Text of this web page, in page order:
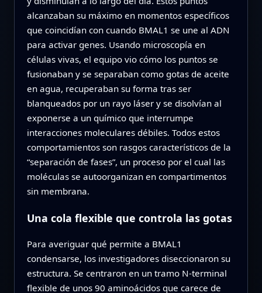
alcanzaban su máximo en momentos específicos
que coincidían con cuando BMAL1 se une al ADN
para activar genes. Usando microscopía en
células vivas, el equipo vio cómo los puntos se
fusionaban y se separaban como gotas de aceite
en agua, recuperaban su forma tras ser
blanqueados por un rayo láser y se disolvían al
exponerse a un químico que interrumpe
interacciones moleculares débiles. Todos estos
comportamientos son rasgos característicos de la
“separación de fases”, un proceso por el cual las
moléculas se autoorganizan en compartimentos
sin membrana.
Una cola flexible que controla las gotas
Para averiguar qué permite a BMAL1
condensarse, los investigadores diseccionaron su
estructura. Se centraron en un tramo N-terminal
flexible de unos 90 aminoácidos que carece de